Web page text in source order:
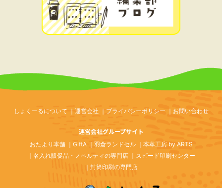
しょくーるについて 運営会社 プライバシーポリシー お問い合わせ
運営会社グループサイト
おたより本舗 GiftA 羽倉ランドセル
本革工房 by ARTS
名入れ販促品・ノベルティの専門店
スピード印刷センター
封筒印刷の専門店